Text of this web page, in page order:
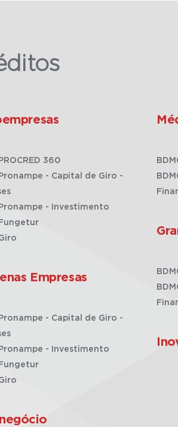
360
- Capital de Giro -
Pronampe - Investimento
Empresas
- Capital de Giro -
Pronampe - Investimento